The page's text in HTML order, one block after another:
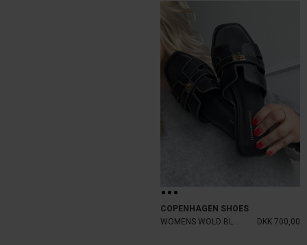
COPENHAGEN SHOES
DKK 700,00